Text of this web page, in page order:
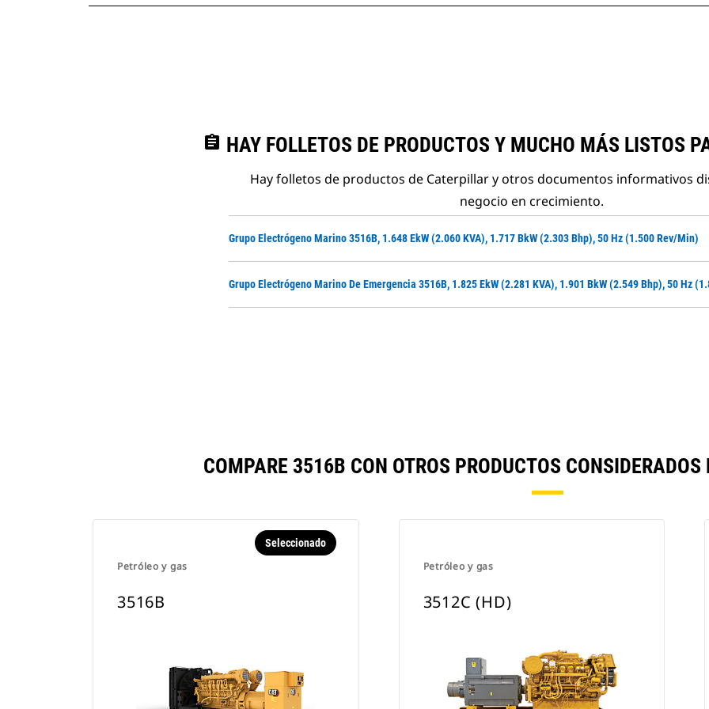
assignment HAY FOLLETOS DE PRODUCTOS Y MUCHO MÁS LISTOS
Hay folletos de productos de Caterpillar y otros documentos informativos
negocio en crecimiento.
Grupo Electrógeno Marino 3516B, 1.648 EkW (2.060 KVA), 1.717 BkW (2.303 Bhp), 50 Hz (1.500 Rev/min)
Grupo Electrógeno Marino De Emergencia 3516B, 1.825 EkW (2.281 KVA), 1.901 BkW (2.549 Bhp), 50 Hz
COMPARE 3516B CON OTROS PRODUCTOS
Petróleo y gas
Seleccionado
3516B
Petróleo y gas
3512C (HD)